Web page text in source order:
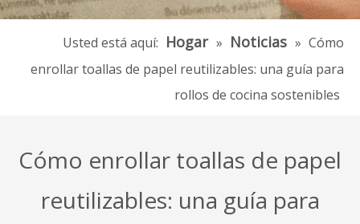
Usted está aquí: Hogar » Noticias » Cómo
enrollar toallas de papel reutilizables: una guía para
rollos de cocina sostenibles
Cómo enrollar toallas de papel
reutilizables: una guía para